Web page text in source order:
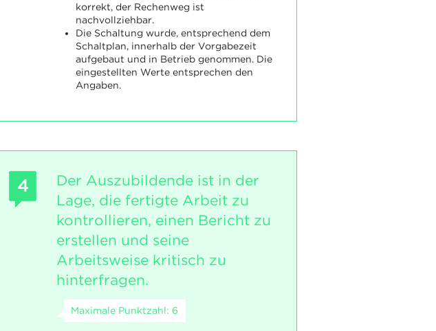
korrekt, der Rechenweg ist
nachvollziehbar.
Die Schaltung wurde, entsprechend dem
Schaltplan, innerhalb der Vorgabezeit
aufgebaut und in Betrieb genommen. Die
eingestellten Werte entsprechen den
Angaben.
4
Der Auszubildende ist in der
Lage, die fertigte Arbeit zu
kontrollieren, einen Bericht zu
erstellen und seine
Arbeitsweise kritisch zu
hinterfragen.
Maximale Punktzahl: 6